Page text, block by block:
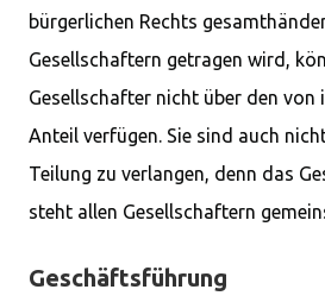
bürgerlichen Rechts
Gesellschaftern getragen wird,
Gesellschafter nicht über den von
Anteil verfügen. Sie sind auch
Teilung zu verlangen, denn das
steht allen Gesellschaftern
Geschäftsführung